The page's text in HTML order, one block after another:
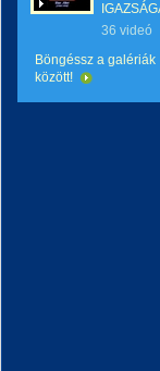
36 videó
Böngéssz a galériák
között!